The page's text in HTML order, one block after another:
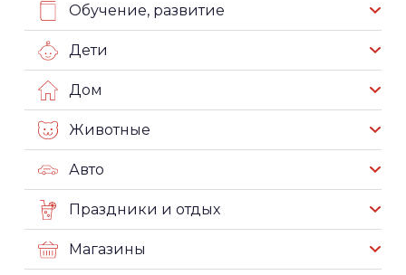
Обучение, развитие
Дети
Дом
Животные
Авто
Праздники и отдых
Магазины